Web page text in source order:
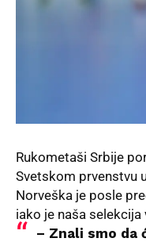
Rukometaši Srbije
Svetskom prvenstvu
Norveška je posle
iako je naša
– Znali smo da